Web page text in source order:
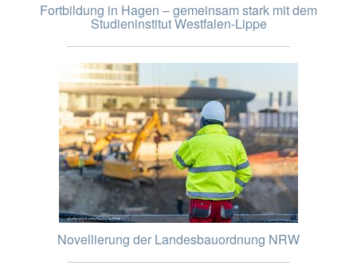
Fortbildung in Hagen – gemeinsam stark mit dem
Studieninstitut Westfalen-Lippe
Novellierung der Landesbauordnung NRW